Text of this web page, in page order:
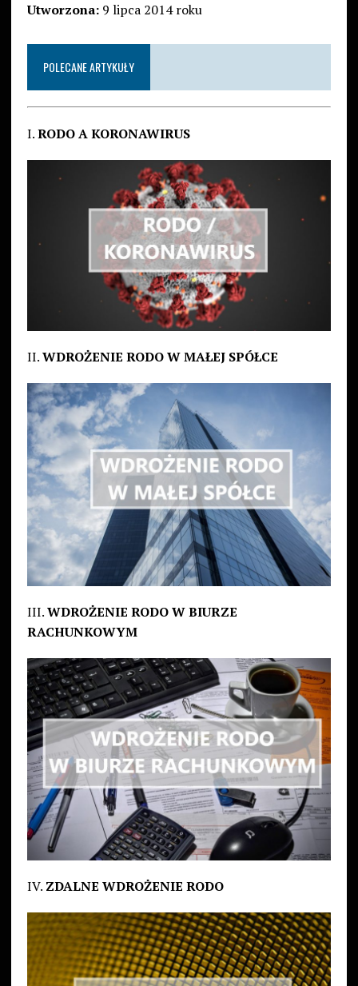
Utworzona:9 lipca 2014 roku
POLECANE ARTYKUŁY
I.RODO A KORONAWIRUS
II.WDROŻENIE RODO W MAŁEJ SPÓŁCE
III.WDROŻENIE RODO W BIURZE
RACHUNKOWYM
IV. ZDALNE WDROŻENIE RODO